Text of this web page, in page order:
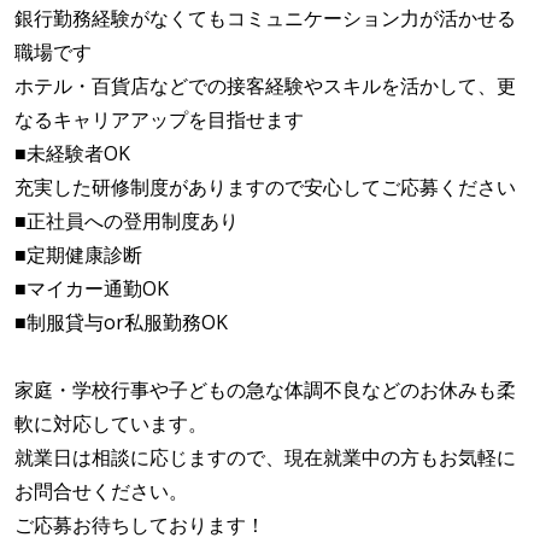
銀行勤務経験がなくてもコミュニケーション力が活かせる
職場です
ホテル・百貨店などでの接客経験やスキルを活かして、更
なるキャリアアップを目指せます
■未経験者OK
充実した研修制度がありますので安心してご応募ください
■正社員への登用制度あり
■定期健康診断
■マイカー通勤OK
■制服貸与or私服勤務OK
家庭・学校行事や子どもの急な体調不良などのお休みも柔
軟に対応しています。
就業日は相談に応じますので、現在就業中の方もお気軽に
お問合せください。
ご応募お待ちしております！